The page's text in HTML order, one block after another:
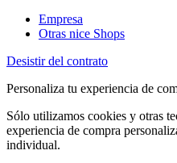
Empresa
Otras nice Shops
Desistir del contrato
Personaliza tu experiencia de
Sólo utilizamos cookies y otras
experiencia de compra
individual.